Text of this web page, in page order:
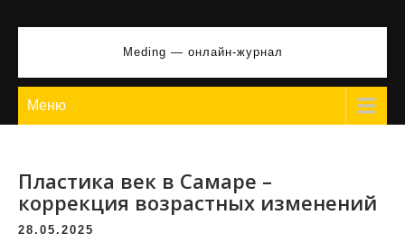
Meding — онлайн-журнал
Меню
Пластика век в Самаре –
коррекция возрастных изменений
28.05.2025